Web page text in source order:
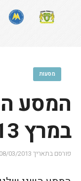
מסעות
במרץ 2013
פורסם בתאריך 08/03/2013